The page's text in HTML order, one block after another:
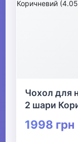
Чохол для
2 шари
1998 грн